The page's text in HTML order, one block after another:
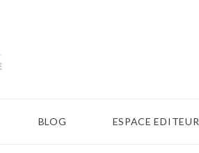
BLOG ESPACE EDITEUR